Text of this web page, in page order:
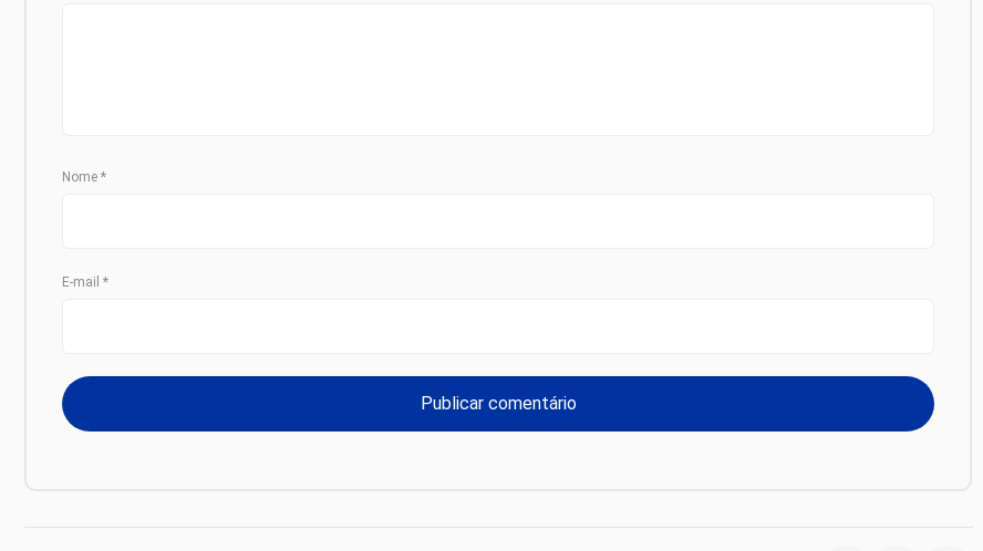
Nome *
E-mail *